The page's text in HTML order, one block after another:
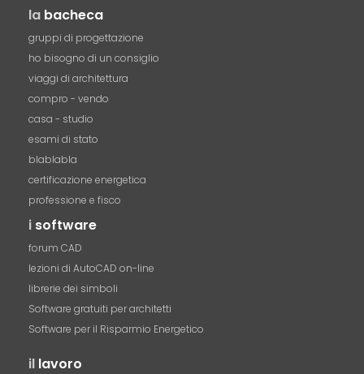
la bacheca
gruppi di progettazione
ho bisogno di un consiglio
viaggi di architettura
compro - vendo
casa - studio
esami di stato
blablabla
certificazione energetica
professione e fisco
i software
forum CAD
lezioni di AutoCAD on-line
librerie dei simboli
Software gratuiti per architetti
Software per il Risparmio Energetico
il lavoro